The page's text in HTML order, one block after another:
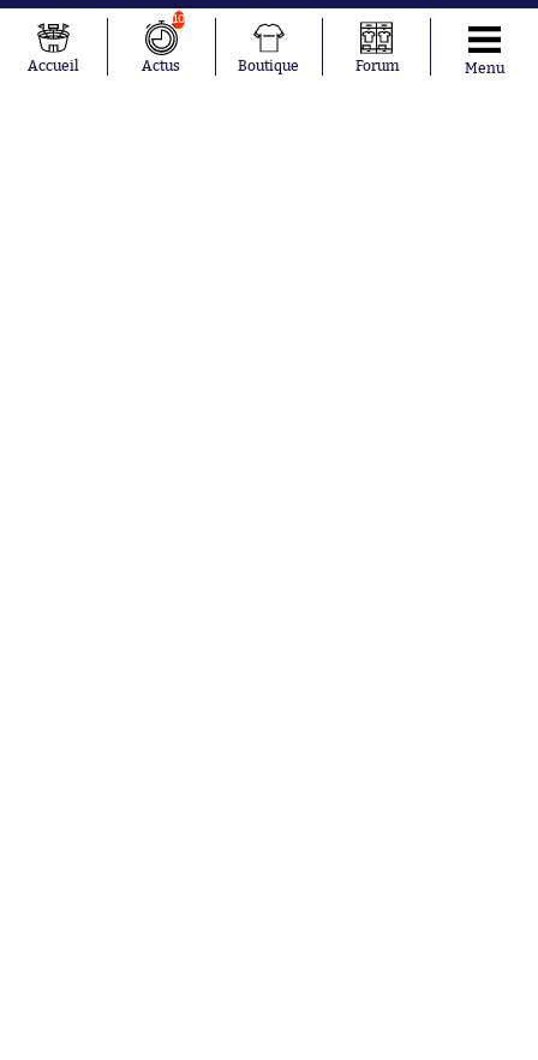
Mohamed
Salah
Mykhailo
Chelsea
Paris Saint-
Germain
Accueil
10
Actus Boutique Forum Menu